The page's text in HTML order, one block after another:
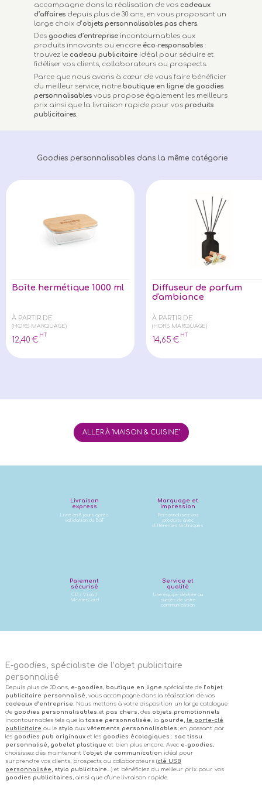
accompagne dans la réalisation de vos cadeaux
d’affaires depuis plus de 30 ans, en vous proposant un
large choix d’objets personnalisables pas chers.
Des goodies d’entreprise incontournables aux
produits innovants ou encore éco-responsables :
trouvez le cadeau publicitaire idéal pour séduire et
fidéliser vos clients, collaborateurs ou prospects.
Parce que nous avons à cœur de vous faire bénéficier
du meilleur service, notreboutique en ligne de goodies
personnalisables vous propose également les meilleurs
prix ainsi que la livraison rapide pour vos produits
publicitaires.
Goodies personnalisables dans la même catégorie
Boîte hermétique 1000 ml
À PARTIR DE
(HORS MARQUAGE)
12,40 €
HT
Diffuseur de parfum
d'ambiance
À PARTIR DE
(HORS MARQUAGE)
14,65 €
HT
ALLER À "MAISON & CUISINE"
Livraison
express
Livré en 8 jours après
validation du BàT
Marquage et
impression
Personnalisez vos
produits avec
différentes techniques
Paiement
sécurisé
CB / Visa /
MasterCard
Service et
qualité
Une équipe dédiée au
succès de votre
communication
E-goodies, spécialiste de l’objet publicitaire
personnalisé
Depuis plus de 30 ans, e-goodies , boutique en ligne spécialiste de l’objet
publicitaire personnalisé , vous accompagne dans la réalisation de vos
cadeaux d’entreprise. Nous mettons à votre disposition un large catalogue
de goodies personnalisables et pas chers , des objets promotionnels
incontournables tels que la tasse personnalisée , la gourde, le porte-clé
publicitaire ou le stylo aux vêtements personnalisables , en passant par
les goodies pub originauxet les goodies écologiques : sac tissu
personnalisé, gobelet plastique et bien plus encore. Avec e-goodies ,
choisissez dès maintenant l’objet de communication idéal pour
surprendre vos clients, prospects ou collaborateurs (clé USB
personnalisée, stylo publicitaire…) et bénéficiez du meilleur prix pour vos
goodies publicitaires , ainsi que d’une livraison rapide.